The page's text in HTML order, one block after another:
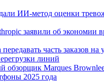
ИИ-метод оценки
заявили об экономии
часть заказов на
линий
обзорщик Marques
2025 года